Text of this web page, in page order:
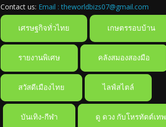
Contact us: Email : theworldbizs07@gmail.com
เศรษฐกิจทั่วไทย เกษตรรอบบ้าน
รายงานพิเศษ คลังสมองสองมือ
สวัสดีเมืองไทย ไลฟ์สไตล์
บันเทิง-กีฬา ดู ดวง กับโหรทัตต์เทพ